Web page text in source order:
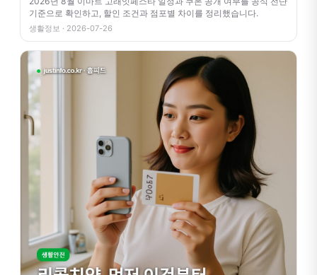
기준으로 확인하고, 할인 조건과 점포별 차이를 정리했습니다.
생활정보 · 2026-07-26